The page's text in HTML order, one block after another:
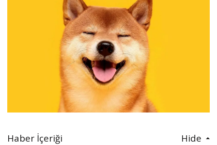
Haber İçeriği Hide